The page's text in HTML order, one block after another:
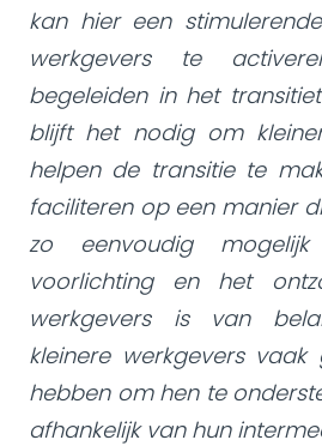
kan hier een
werkgevers te
begeleiden in het
blijft het nodig om
helpen de transitie te
faciliteren op een manier
zo eenvoudig
voorlichting en het
werkgevers is van
kleinere werkgevers vaak
hebben om hen te
afhankelijk van hun